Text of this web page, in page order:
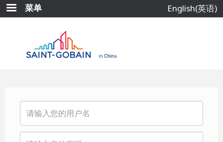
跳
转
菜单 English(英语)